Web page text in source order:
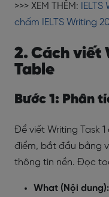
>>> XEM THÊM:
chấm IELTS Writing
2. Cách viết
Table
Bước 1: Phân
Để viết Writing Task
điểm, bắt đầu bằng
thông tin nền. Đọc
What (Nội dung):